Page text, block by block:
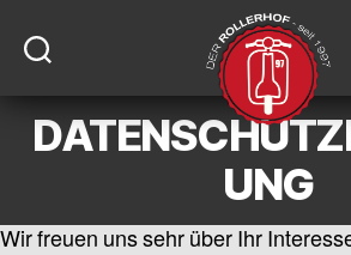
DER-
UNG
Wir freuen uns sehr über Ihr